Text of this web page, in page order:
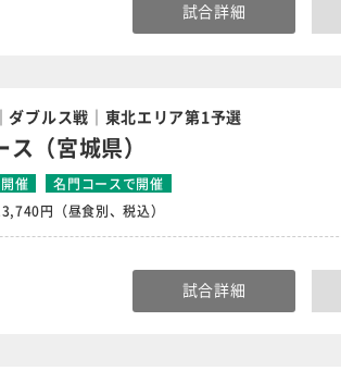
試合詳細
ブルス戦｜東北エリア第1予選
（宮城県）
催 名門コースで開催
円（昼食別、税込）
試合詳細